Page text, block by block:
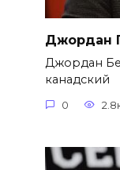
Джордан
Джордан
канадский
0